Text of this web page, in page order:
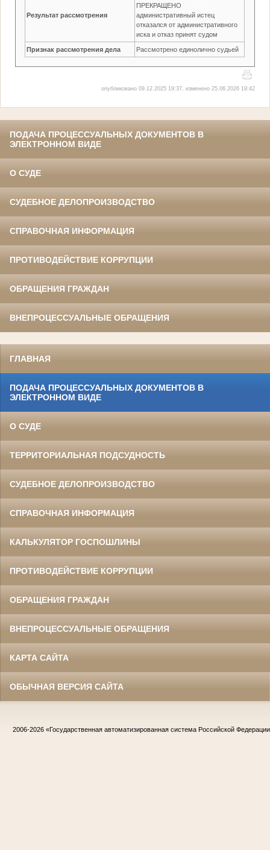
Результат рассмотрения
ПРЕКРАЩЕНО
административный истец
отказался от административного
иска и отказ принят судом
Признак рассмотрения дела Рассмотрено единолично судьей
опубликовано 09.12.2025 19:37, изменено 25.06.2026 19:42
ПОДАЧА ПРОЦЕССУАЛЬНЫХ ДОКУМЕНТОВ В
ЭЛЕКТРОННОМ ВИДЕ
О СУДЕ
СУДЕБНОЕ ДЕЛОПРОИЗВОДСТВО
СПРАВОЧНАЯ ИНФОРМАЦИЯ
ПРОТИВОДЕЙСТВИЕ КОРРУПЦИИ
ОБРАЩЕНИЯ ГРАЖДАН
ВНЕПРОЦЕССУАЛЬНЫЕ ОБРАЩЕНИЯ
ГЛАВНАЯ
ПОДАЧА ПРОЦЕССУАЛЬНЫХ ДОКУМЕНТОВ В
ЭЛЕКТРОННОМ ВИДЕ
О СУДЕ
ТЕРРИТОРИАЛЬНАЯ ПОДСУДНОСТЬ
СУДЕБНОЕ ДЕЛОПРОИЗВОДСТВО
СПРАВОЧНАЯ ИНФОРМАЦИЯ
КАЛЬКУЛЯТОР ГОСПОШЛИНЫ
ПРОТИВОДЕЙСТВИЕ КОРРУПЦИИ
ОБРАЩЕНИЯ ГРАЖДАН
ВНЕПРОЦЕССУАЛЬНЫЕ ОБРАЩЕНИЯ
КАРТА САЙТА
ОБЫЧНАЯ ВЕРСИЯ САЙТА
2006-2026 «Государственная автоматизированная система Российской